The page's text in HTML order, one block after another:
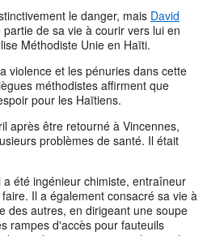
le danger, mais David
de sa vie à courir vers lui en
Méthodiste Unie en Haïti.
violence et les pénuries dans cette
méthodistes affirment que
pour les Haïtiens.
après être retourné à Vincennes,
problèmes de santé. Il était
été ingénieur chimiste, entraîneur
Il a également consacré sa vie à
des autres, en dirigeant une soupe
rampes d'accès pour fauteuils